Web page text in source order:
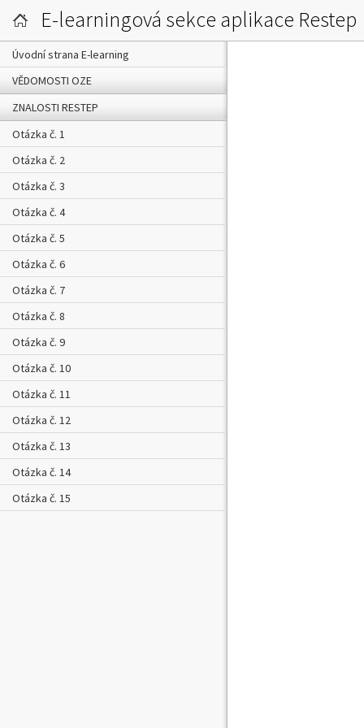
E-learningová sekce aplikace Restep
Úvodní strana E-learning
VĚDOMOSTI OZE
ZNALOSTI RESTEP
Otázka č. 1
Otázka č. 2
Otázka č. 3
Otázka č. 4
Otázka č. 5
Otázka č. 6
Otázka č. 7
Otázka č. 8
Otázka č. 9
Otázka č. 10
Otázka č. 11
Otázka č. 12
Otázka č. 13
Otázka č. 14
Otázka č. 15